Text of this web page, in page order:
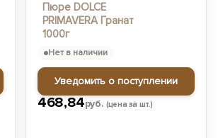
Пюре DOLCE
PRIMAVERA Гранат
1000г
468,84руб. (цена за шт.)
Нет в наличии
Уведомить о поступлении